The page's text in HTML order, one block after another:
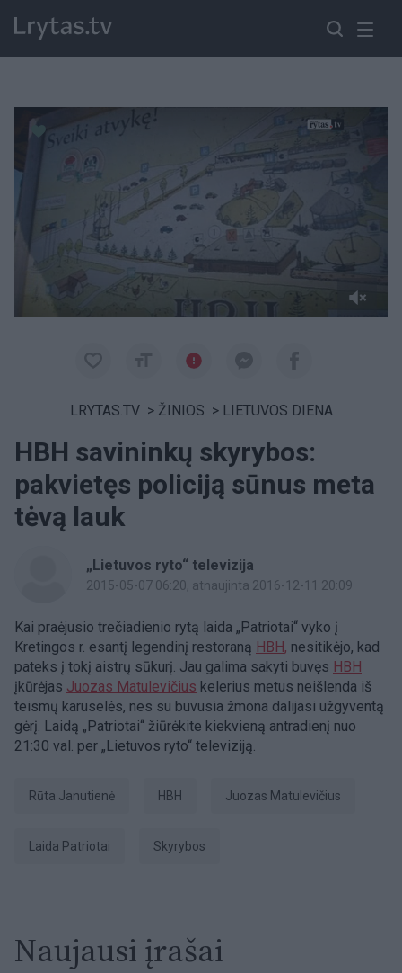
Paremkite Ukrainą
LRYTAS.TV > ŽINIOS > LIETUVOS DIENA
HBH savininkų skyrybos:
pakvietęs policiją sūnus meta
tėvą lauk
„Lietuvos ryto“ televizija
2015-05-07 06:20, atnaujinta 2016-12-11 20:09
Kai praėjusio trečiadienio rytą laida „Patriotai“ vyko į
Kretingos r. esantį legendinį restoraną HBH, nesitikėjo, kad
pateks į tokį aistrų sūkurį. Jau galima sakyti buvęs HBH
įkūrėjas Juozas Matulevičius kelerius metus neišlenda iš
teismų karuselės, nes su buvusia žmona dalijasi užgyventą
gėrį. Laidą „Patriotai“ žiūrėkite kiekvieną antradienį nuo
21:30 val. per „Lietuvos ryto“ televiziją.
Rūta Janutienė HBH Juozas Matulevičius
laida Patriotai Skyrybos
Naujausi įrašai